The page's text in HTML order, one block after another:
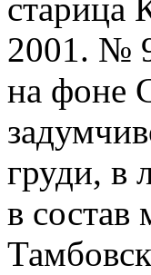
старица
2001. №
на фоне
груди, в
в